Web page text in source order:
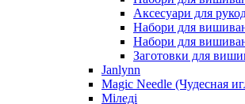
Аксесуари для
Набори для
Набори для
Заготовки для
Janlynn
Magic Needle (Чудесная
Міледі